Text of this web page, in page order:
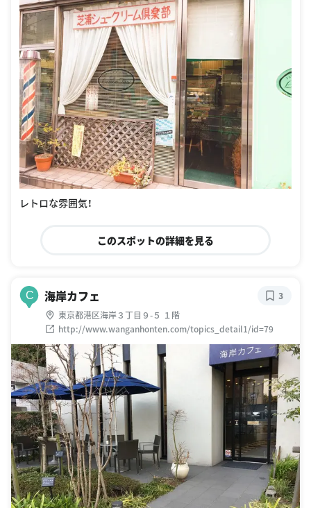
レトロな雰囲気！
このスポットの詳細を見る
C 海岸カフェ
東京都港区海岸３丁目９-５ １階
http://www.wanganhonten.com/topics_detail1/id=79
3